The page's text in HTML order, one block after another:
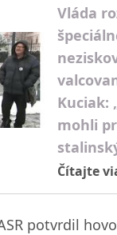
Vláda
Kuciak:
mohli
Čítajte
potvrdil